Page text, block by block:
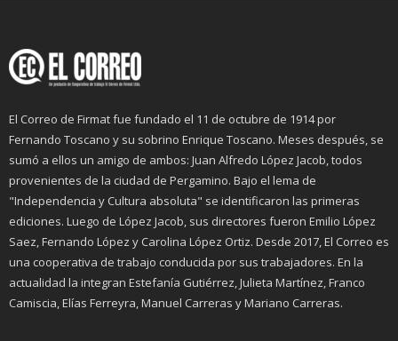
El Correo de Firmat fue fundado el 11 de octubre de 1914 por
Fernando Toscano y su sobrino Enrique Toscano. Meses después, se
sumó a ellos un amigo de ambos: Juan Alfredo López Jacob, todos
provenientes de la ciudad de Pergamino. Bajo el lema de
"Independencia y Cultura absoluta" se identificaron las primeras
ediciones. Luego de López Jacob, sus directores fueron Emilio López
Saez, Fernando López y Carolina López Ortiz. Desde 2017, El Correo es
una cooperativa de trabajo conducida por sus trabajadores. En la
actualidad la integran Estefanía Gutiérrez, Julieta Martínez, Franco
Camiscia, Elías Ferreyra, Manuel Carreras y Mariano Carreras.